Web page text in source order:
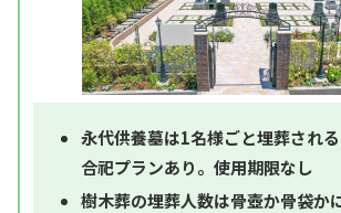
永代供養墓は1名様ごと埋葬される
合祀プランあり。使用期限なし
樹木葬の埋葬人数は骨壺か骨袋か